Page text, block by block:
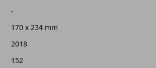
-
170 x 234 mm
2018
152